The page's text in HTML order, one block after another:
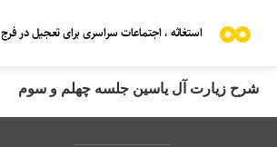
استغاثه ، اجتماعات سراسری برای تعجیل در فرج
شرح زیارت آل یاسین جلسه چهلم و سوم